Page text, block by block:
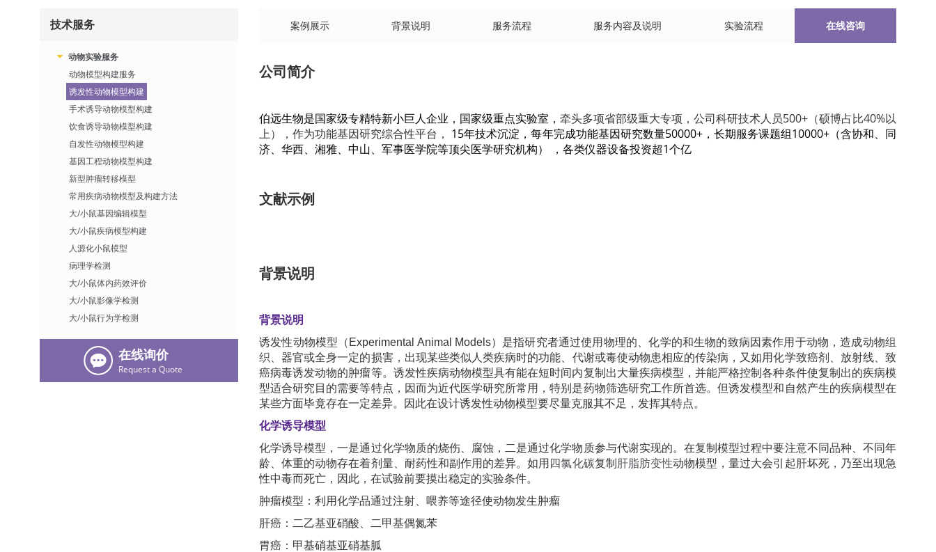
技术服务
动物实验服务
动物模型构建服务
诱发性动物模型构建
手术诱导动物模型构建
饮食诱导动物模型构建
自发性动物模型构建
基因工程动物模型构建
新型肿瘤转移模型
常用疾病动物模型及构建方法
大/小鼠基因编辑模型
大/小鼠疾病模型构建
人源化小鼠模型
病理学检测
大/小鼠体内药效评价
大/小鼠影像学检测
大/小鼠行为学检测
在线询价
Request a Quote
案例展示 背景说明 服务流程 服务内容及说明 实验流程 在线咨询
公司简介
伯远生物是国家级专精特新小巨人企业， 国家级重点实验室， 牵头多项省部级重大专项，公司科研技术人员500+（硕博占比40%以
上），作为功能基因研究综合性平台， 15年技术沉淀，每年完成功能基因研究数量50000+，长期服务课题组10000+（含协和、同
济、华西、湘雅、中山、军事医学院等顶尖医学研究机构）
， 各类仪器设备投资超1个亿
文献示例
背景说明
背景说明
诱发性动物模型（Experimental Animal Models）是指研究者通过使用物理的、化学的和生物的致病因素作用于动物，造成动物组
织 、器官或全身一定的损害，出现某些类似人类疾病时的功能、代谢或毒使动物患相应的传染病，又如用化学致癌剂、放射线、致
癌病毒诱发动物的肿瘤等。诱发性疾病动物模型具有能在短时间内复制出大量疾病模型，并能严格控制各种条件使复制出的疾病模
型适合研究目的需要等特点，因而为近代医学研究所常用，特别是药物筛选研究工作所首选。但诱发模型和自然产生的疾病模型在
某些方面毕竟存在一定差异。因此在设计诱发性动物模型要尽量克服其不足，发挥其特点。
化学诱导模型
化学诱导模型，一是通过化学物质的烧伤、腐蚀，二是通过化学物质参与代谢实现的。在复制模型过程中要注意不同品种、不同年
龄、体重的动物存在着剂量、耐药性和副作用的差异。如用 四氯化碳复制 肝脂肪变性动物模型，量过大会引起肝坏死，乃至出现急
性中毒而死亡，因此，在试验前要摸出稳定的实验条件。
肿瘤模型：利用化学品通过注射、喂养等途径使动物发生肿瘤
肝癌：二乙基亚硝酸、二甲基偶氮苯
胃癌：甲基硝基亚硝基胍